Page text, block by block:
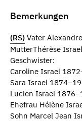
Bemerkungen
(RS) Vater
MutterThérèse
Geschwister:
Caroline Israel
Sara Israel
Lucien Israel
Ehefrau Hélène
Sohn Marcel Jean